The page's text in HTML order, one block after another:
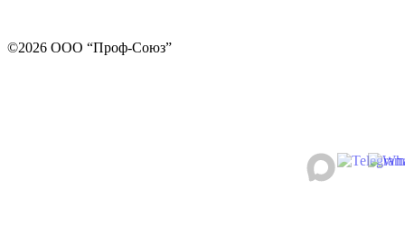
©2026 ООО “Проф-Союз”